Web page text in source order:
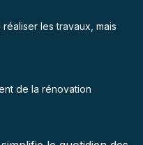
réaliser les travaux, mais
de la rénovation